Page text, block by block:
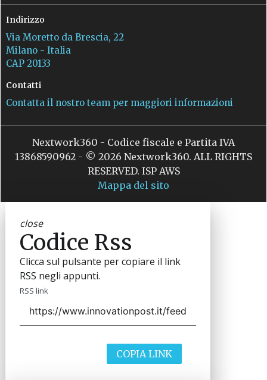
Indirizzo
Via Moretto da Brescia, 22
Milano - Italia
CAP 20133
Contatti
Contatta il nostro team per maggiori informazioni
Nextwork360 - Codice fiscale e Partita IVA
13868590962 - © 2026 Nextwork360. ALL RIGHTS
RESERVED. ISP AWS
Mappa del sito
close
Codice Rss
Clicca sul pulsante per copiare il link
RSS negli appunti.
RSS link
COPIA LINK